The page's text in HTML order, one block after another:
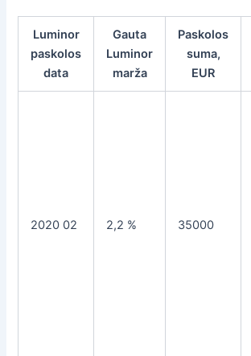
Luminor
paskolos
data
Gauta
Luminor
marža
Paskolos
suma,
EUR
2020 02 2,2 % 35000